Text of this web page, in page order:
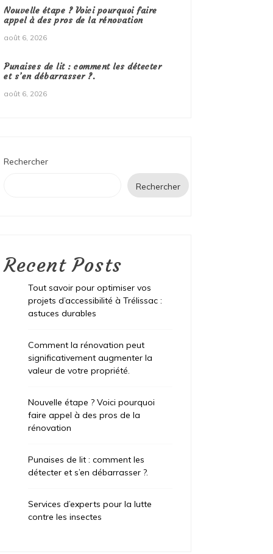
Nouvelle étape ? Voici pourquoi faire
appel à des pros de la rénovation
août 6, 2026
Punaises de lit : comment les détecter
et s’en débarrasser ?.
août 6, 2026
Rechercher
Rechercher
Recent Posts
Tout savoir pour optimiser vos
projets d’accessibilité à Trélissac :
astuces durables
Comment la rénovation peut
significativement augmenter la
valeur de votre propriété.
Nouvelle étape ? Voici pourquoi
faire appel à des pros de la
rénovation
Punaises de lit : comment les
détecter et s’en débarrasser ?.
Services d’experts pour la lutte
contre les insectes